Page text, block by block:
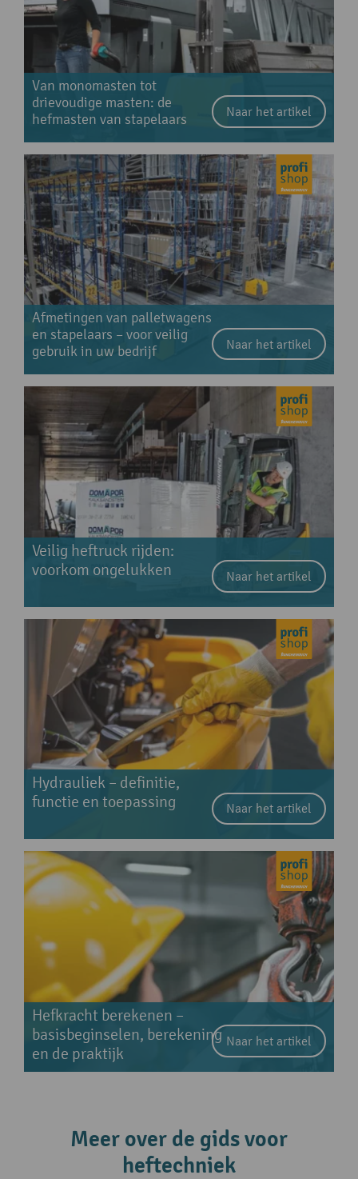
Van monomasten tot
drievoudige masten: de
hefmasten van stapelaars
Naar het artikel
Afmetingen van palletwagens
en stapelaars – voor veilig
gebruik in uw bedrijf
Naar het artikel
Veilig heftruck rijden:
voorkom ongelukken
Naar het artikel
Hydrauliek – definitie,
functie en toepassing
Naar het artikel
Hefkracht berekenen –
basisbeginselen, berekening
en de praktijk
Naar het artikel
Meer over de gids voor
heftechniek